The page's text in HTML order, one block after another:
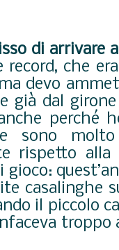
di arrivare
che
devo
già dal
perché
sono
rispetto alla
casalinghe
il piccolo
troppo